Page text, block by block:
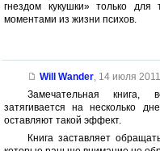
гнездом кукушки» только
моментами из жизни психов.
Will Wander, 14 июля 2011
Замечательная книга,
затягивается на несколько
оставляют такой эффект.
Книга заставляет